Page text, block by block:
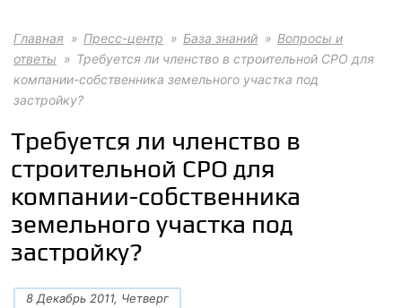
Главная Пресс-центр База знаний
Вопросы и
ответы
Требуется ли членство в строительной СРО для
компании-собственника земельного участка под
застройку?
Требуется ли членство в
строительной СРО для
компании-собственника
земельного участка под
застройку?
8 Декабрь 2011, Четверг